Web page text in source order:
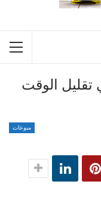
تقليل الوقت
منوعات